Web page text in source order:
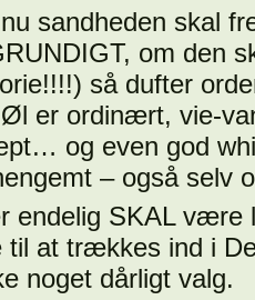
sandheden skal
om den
så dufter
er ordinært, vie-
og even god
– også selv
endelig SKAL være
til at trækkes ind i
noget dårligt valg.